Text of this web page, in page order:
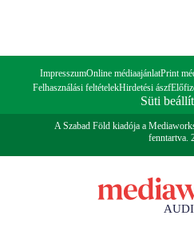
ImpresszumOnline médiaajánlatPrint
Felhasználási feltételekHirdetési ászf
Süti
A Szabad Föld kiadója a
fenntartva.